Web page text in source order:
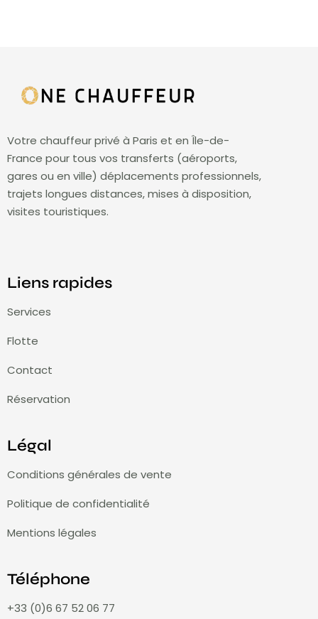
Votre chauffeur privé à Paris et en Île-de-
France pour tous vos transferts (aéroports,
gares ou en ville) déplacements professionnels,
trajets longues distances, mises à disposition,
visites touristiques.
Liens rapides
Services
Flotte
Contact
Réservation
Légal
Conditions générales de vente
Politique de confidentialité
Mentions légales
Téléphone
+33 (0)6 67 52 06 77